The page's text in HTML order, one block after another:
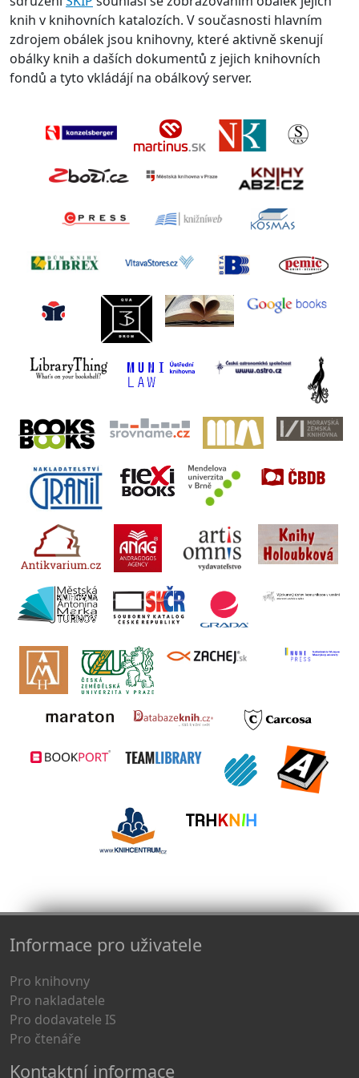
knih v knihovních katalozích. V současnosti hlavním
zdrojem obálek jsou knihovny, které aktivně skenují
obálky knih a daších dokumentů z jejich knihovních
fondů a tyto vkládájí na obálkový server.
Informace pro uživatele
Pro knihovny
Pro nakladatele
Pro dodavatele IS
Pro čtenáře
Kontaktní informace